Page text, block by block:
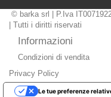
© barka srl | P.Iva
| Tutti i diritti riservati
Informazioni
Condizioni di vendita
Privacy Policy
Le tue preferenze